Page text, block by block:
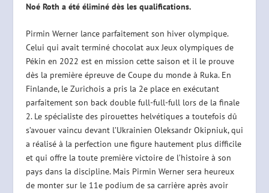
Noé Roth a été éliminé dès les qualifications.
Pirmin Werner lance parfaitement son hiver olympique.
Celui qui avait terminé chocolat aux Jeux olympiques de
Pékin en 2022 est en mission cette saison et il le prouve
dès la première épreuve de Coupe du monde à Ruka. En
Finlande, le Zurichois a pris la 2e place en exécutant
parfaitement son back double full-full-full lors de la finale
2. Le spécialiste des pirouettes helvétiques a toutefois dû
s’avouer vaincu devant l’Ukrainien Oleksandr Okipniuk, qui
a réalisé à la perfection une figure hautement plus difficile
et qui offre la toute première victoire de l’histoire à son
pays dans la discipline. Mais Pirmin Werner sera heureux
de monter sur le 11e podium de sa carrière après avoir